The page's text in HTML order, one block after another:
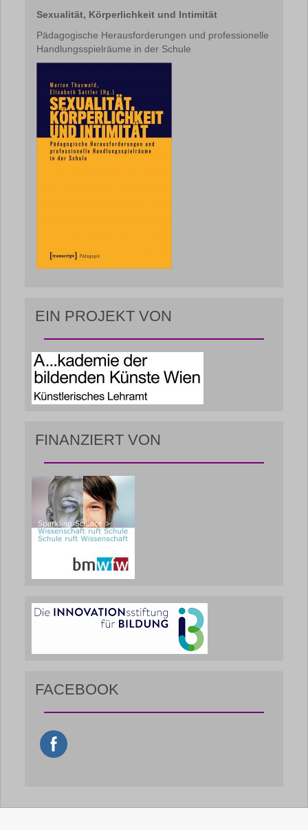
Sexualität, Körperlichkeit und Intimität
Pädagogische Herausforderungen und professionelle
Handlungsspielräume in der Schule
EIN PROJEKT VON
FINANZIERT VON
FACEBOOK